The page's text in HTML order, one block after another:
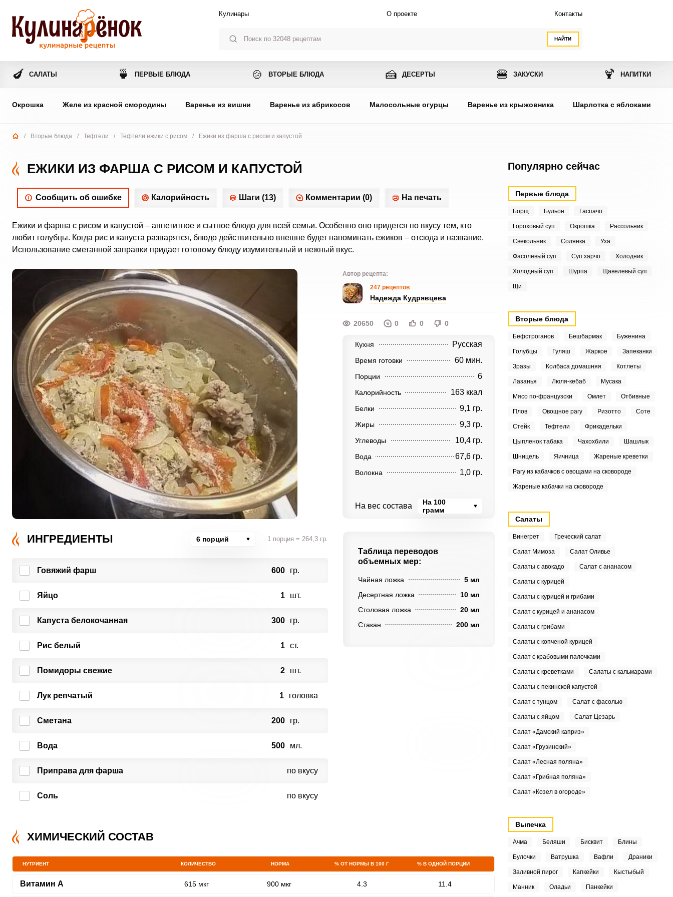
НАЙТИ
Кулинары О проекте Контакты
🍆 САЛАТЫ 🍵 ПЕРВЫЕ БЛЮДА 🍲 ВТОРЫЕ БЛЮДА 🍰 ДЕСЕРТЫ 🍔 ЗАКУСКИ 🍹 НАПИТКИ
Окрошка Желе из красной смородины Варенье из вишни Варенье из абрикосов Малосольные огурцы Варенье из крыжовника Шарлотка с яблоками
/ Вторые блюда / Тефтели / Тефтели ежики с рисом / Ежики из фарша с рисом и капустой
ЕЖИКИ ИЗ ФАРША С РИСОМ И КАПУСТОЙ
Сообщить об ошибке Калорийность Шаги (13) Комментарии (0) На печать
Ежики и фарша с рисом и капустой – аппетитное и сытное блюдо для всей семьи. Особенно оно придется по вкусу тем, кто
любит голубцы. Когда рис и капуста разварятся, блюдо действительно внешне будет напоминать ежиков – отсюда и название.
Использование сметанной заправки придает готовому блюду изумительный и нежный вкус.
Автор рецепта:
247 рецептов
Надежда Кудрявцева
20650 0 0 0
Кухня Русская
Время готовки 60 мин.
Порции 6
Калорийность 163 ккал
Белки 9,1 гр.
Жиры 9,3 гр.
Углеводы 10,4 гр.
Вода 67,6 гр.
Волокна 1,0 гр.
На вес состава
На 100
грамм
ИНГРЕДИЕНТЫ 6 порций 1 порция = 264,3 гр.
Говяжий фарш 600 гр.
Яйцо 1 шт.
Капуста белокочанная 300 гр.
Рис белый 1 ст.
Помидоры свежие 2 шт.
Лук репчатый 1 головка
Сметана 200 гр.
Вода 500 мл.
Приправа для фарша по вкусу
Соль по вкусу
Таблица переводов
объемных мер:
Чайная ложка
5 мл
Десертная ложка
10 мл
Столовая ложка
20 мл
Стакан
200 мл
ХИМИЧЕСКИЙ СОСТАВ
НУТРИЕНТ КОЛИЧЕСТВО НОРМА % ОТ НОРМЫ В 100 Г % В ОДНОЙ ПОРЦИИ
Витамин A 615 мкг 900 мкг 4.3 11.4
Популярно сейчас
Первые блюда
Борщ Бульон Гаспачо
Гороховый суп Окрошка Рассольник
Свекольник Солянка Уха
Фасолевый суп Суп харчо Холодник
Холодный суп Шурпа Щавелевый суп
Щи
Вторые блюда
Бефстроганов Бешбармак Буженина
Голубцы Гуляш Жаркое Запеканки
Зразы Колбаса домашняя Котлеты
Лазанья Люля-кебаб Мусака
Мясо по-французски Омлет Отбивные
Плов Овощное рагу Ризотто Соте
Стейк Тефтели Фрикадельки
Цыпленок табака Чахохбили Шашлык
Шницель Яичница Жареные креветки
Рагу из кабачков с овощами на сковороде
Жареные кабачки на сковороде
Салаты
Винегрет Греческий салат
Салат Мимоза Салат Оливье
Салаты с авокадо Салат с ананасом
Салаты с курицей
Салаты с курицей и грибами
Салат с курицей и ананасом
Салаты с грибами
Салаты с копченой курицей
Салат с крабовыми палочками
Салаты с креветками Салаты с кальмарами
Салаты с пекинской капустой
Салат с тунцом Салат с фасолью
Салаты с яйцом Салат Цезарь
Салат «Дамский каприз»
Салат «Грузинский»
Салат «Лесная поляна»
Салат «Грибная поляна»
Салат «Козел в огороде»
Выпечка
Ачма Беляши Бисквит Блины
Булочки Ватрушка Вафли Драники
Заливной пирог Капкейки Кыстыбый
Манник Оладьи Панкейки